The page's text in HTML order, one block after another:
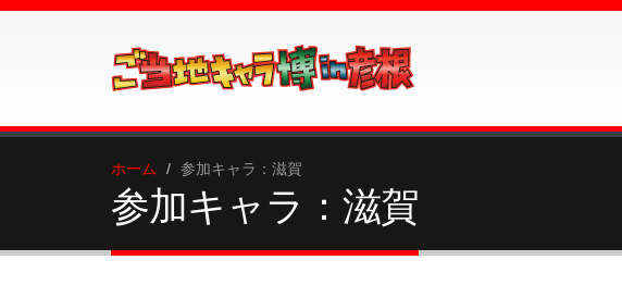
ホーム 参加キャラ：滋賀
参加キャラ：滋賀